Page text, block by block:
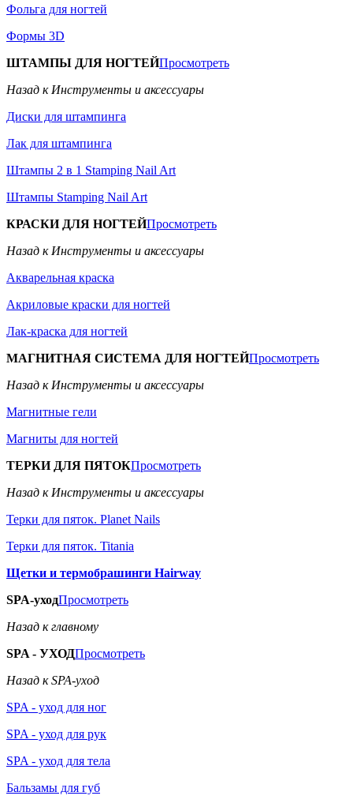
Фольга для ногтей
Формы 3D
ШТАМПЫ ДЛЯ НОГТЕЙПросмотреть
Назад к Инструменты и аксессуары
Диски для штампинга
Лак для штампинга
Штампы 2 в 1 Stamping Nail Art
Штампы Stamping Nail Art
КРАСКИ ДЛЯ НОГТЕЙПросмотреть
Назад к Инструменты и аксессуары
Акварельная краска
Акриловые краски для ногтей
Лак-краска для ногтей
МАГНИТНАЯ СИСТЕМА ДЛЯ НОГТЕЙПросмотреть
Назад к Инструменты и аксессуары
Магнитные гели
Магниты для ногтей
ТЕРКИ ДЛЯ ПЯТОКПросмотреть
Назад к Инструменты и аксессуары
Терки для пяток. Planet Nails
Терки для пяток. Titania
Щетки и термобрашинги Hairway
SPA-уходПросмотреть
Назад к главному
SPA - УХОДПросмотреть
Назад к SPA-уход
SPA - уход для ног
SPA - уход для рук
SPA - уход для тела
Бальзамы для губ